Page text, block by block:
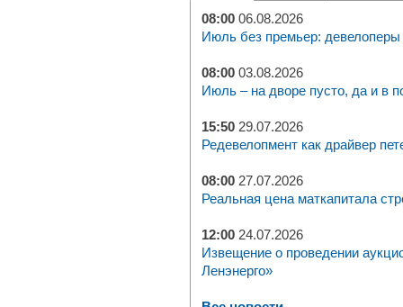
08:00 06.08.2026
Июль без премьер: девелоперы
08:00 03.08.2026
Июль – на дворе пусто, да и в
15:50 29.07.2026
Редевелопмент как драйвер
08:00 27.07.2026
Реальная цена маткапитала
12:00 24.07.2026
Извещение о проведении
Ленэнерго»